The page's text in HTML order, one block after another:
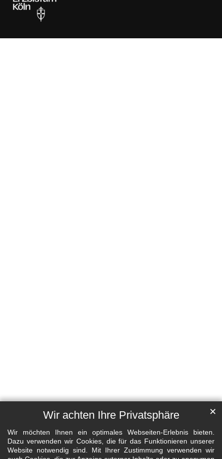
Wir achten Ihre Privatsphäre
Wir möchten Ihnen ein optimales Webseiten-Erlebnis bieten.
Dazu verwenden wir Cookies, die für das Funktionieren unserer
Website notwendig sind. Mit Ihrer Zustimmung verwenden wir
✕